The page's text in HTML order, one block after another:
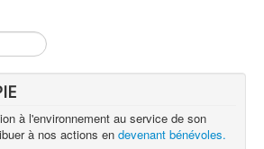
à l'environnement au service de son
à nos actions en devenant bénévoles.